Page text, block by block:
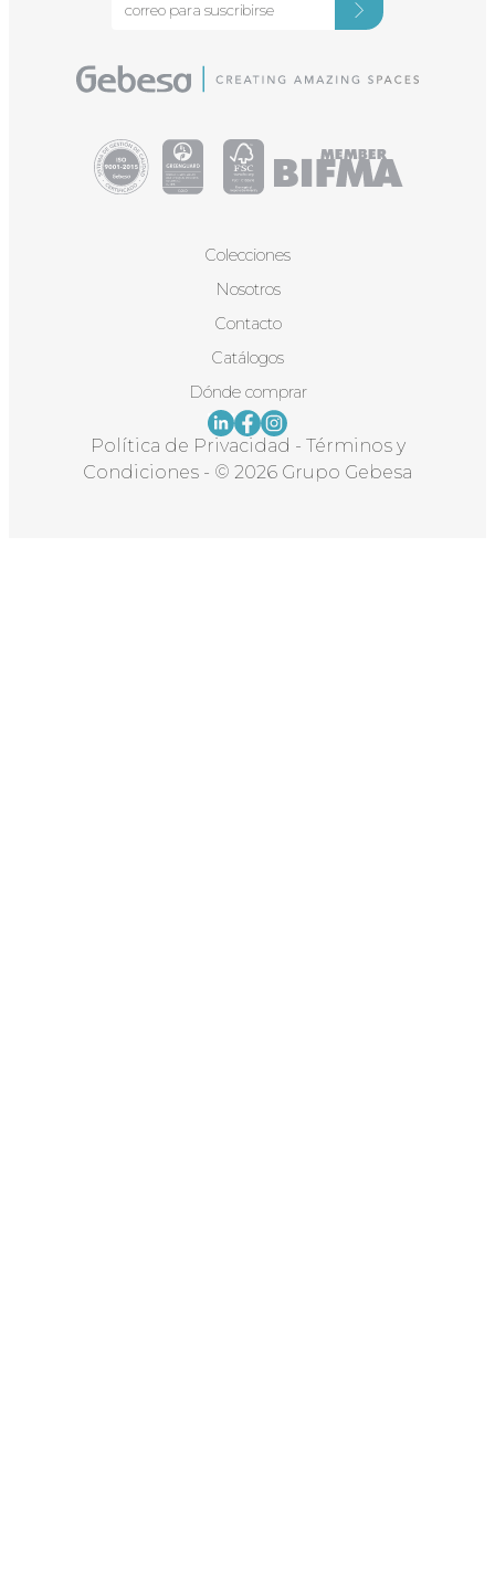
Colecciones
Nosotros
Contacto
Catálogos
Dónde comprar
Política de Privacidad - Términos y
Condiciones - © 2026 Grupo Gebesa